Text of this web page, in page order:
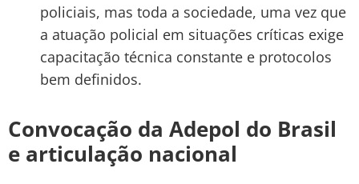
policiais, mas toda a sociedade, uma vez que
a atuação policial em situações críticas exige
capacitação técnica constante e protocolos
bem definidos.
Convocação da Adepol do Brasil
e articulação nacional